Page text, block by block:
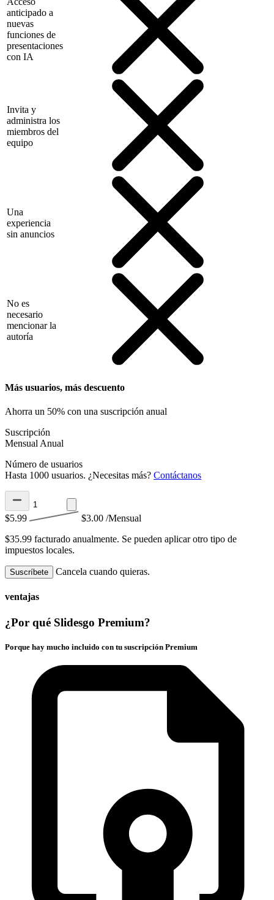
anticipado a
nuevas
funciones de
presentaciones
con IA
Invita y
administra los
miembros del
equipo
Una
experiencia
sin anuncios
No es
necesario
mencionar la
autoría
Más usuarios, más descuento
Ahorra un 50% con una suscripción anual
Suscripción
Mensual Anual
Número de usuarios
Hasta 1000 usuarios. ¿Necesitas más? Contáctanos
$5.99 $3.00 /Mensual
$35.99 facturado anualmente. Se pueden aplicar otro tipo de
impuestos locales.
Suscríbete Cancela cuando quieras.
ventajas
¿Por qué Slidesgo Premium?
Porque hay mucho incluido con tu suscripción Premium